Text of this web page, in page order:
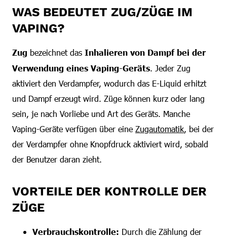
WAS BEDEUTET ZUG/ZÜGE IM
VAPING?
Zug bezeichnet das Inhalieren von Dampf bei der
Verwendung eines Vaping-Geräts. Jeder Zug
aktiviert den Verdampfer, wodurch das E-Liquid erhitzt
und Dampf erzeugt wird. Züge können kurz oder lang
sein, je nach Vorliebe und Art des Geräts. Manche
Vaping-Geräte verfügen über eine Zugautomatik, bei der
der Verdampfer ohne Knopfdruck aktiviert wird, sobald
der Benutzer daran zieht.
VORTEILE DER KONTROLLE DER
ZÜGE
Verbrauchskontrolle: Durch die Zählung der